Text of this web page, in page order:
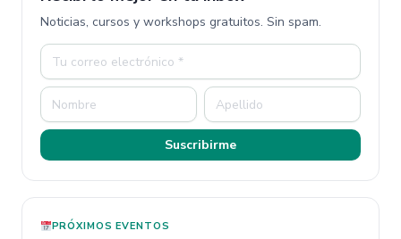
Noticias, cursos y workshops gratuitos. Sin spam.
Suscribirme
PRÓXIMOS EVENTOS